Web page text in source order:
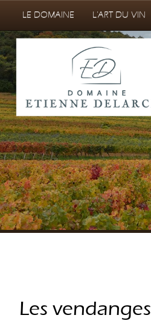
LE DOMAINE L'ART DU VIN
Les vendanges